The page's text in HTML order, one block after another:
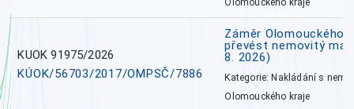
Olomouckého kraje
KUOK 91975/2026
KÚOK/56703/2017/OMPSČ/7886
Záměr Olomouckého
převést nemovitý
8. 2026)
Kategorie: Nakládání s
Olomouckého kraje